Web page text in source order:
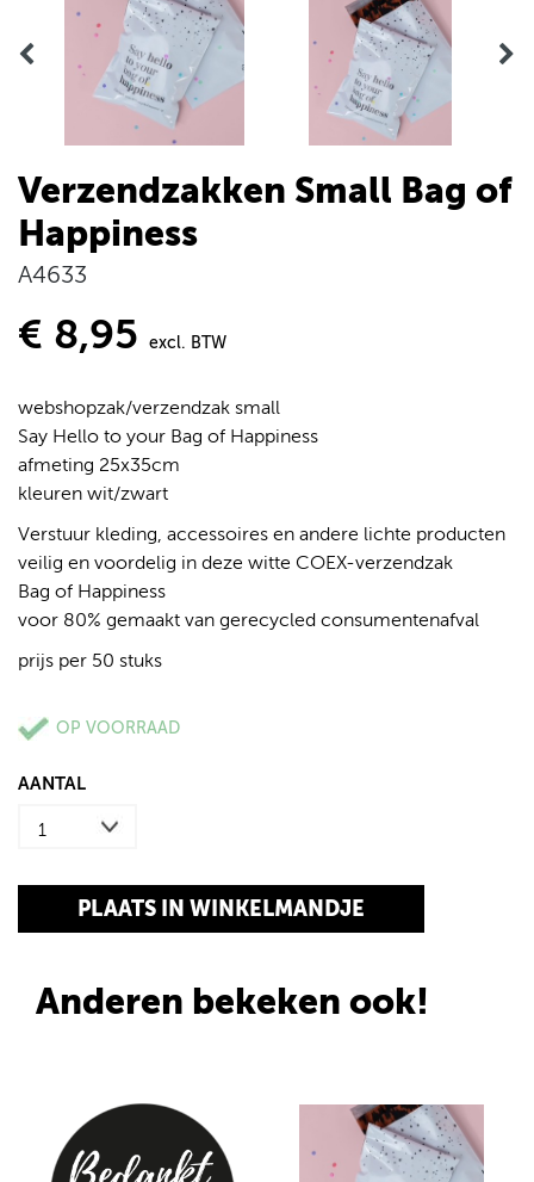
Verzendzakken Small Bag of
Happiness
A4633
€ 8,95 excl. BTW
webshopzak/verzendzak small
Say Hello to your Bag of Happiness
afmeting 25x35cm
kleuren wit/zwart
Verstuur kleding, accessoires en andere lichte producten
veilig en voordelig in deze witte COEX-verzendzak
Bag of Happiness
voor 80% gemaakt van gerecycled consumentenafval
prijs per 50 stuks
OP VOORRAAD
AANTAL
Anderen bekeken ook!